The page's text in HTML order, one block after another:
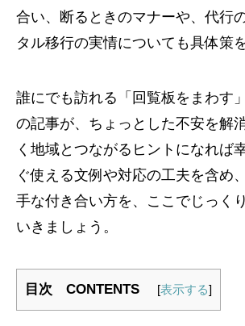
合い、断るときのマナーや、代行
タル移行の実情についても具体策
誰にでも訪れる「回覧板をまわす
の記事が、ちょっとした不安を解
く地域とつながるヒントになれば
ぐ使える文例や対応の工夫を含め
手な付き合い方を、ここでじっく
いきましょう。
目次 CONTENTS [表示する]